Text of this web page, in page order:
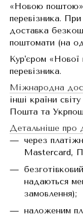
«Новою поштою»
перевізника.
доставка
поштомати (на
Кур'єром
перевізника.
Міжнародна
інші країни
Пошта та
Детальніше про
через
Mastercard,
надаються
замовлення);
наложеним